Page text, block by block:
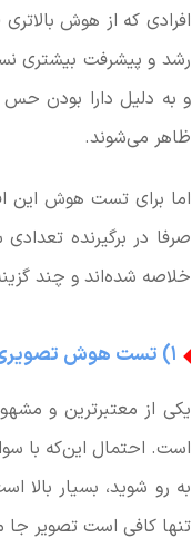
افرادی که از هوش
رشد و پیشرفت بیشتری
و به دلیل دارا بودن
ظاهر می‌شوند.
اما برای تست هوش این
صرفا در برگیرنده
خلاصه شده‌اند و چند
۱) تست هوش تصویری
است. احتمال این‌که با
به رو شوید، بسیار بالا
تنها کافی است تصویر جا